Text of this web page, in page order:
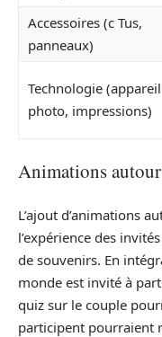
Accessoires (c Tus,
panneaux)
Technologie (appareil
photo, impressions)
Animations
L’ajout d’animations
l’expérience des
de souvenirs. En
monde est invité à
quiz sur le couple
participent pourraient